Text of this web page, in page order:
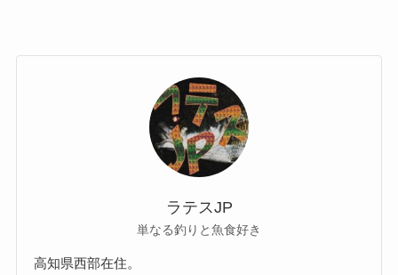
ラテスJP
単なる釣りと魚食好き
高知県西部在住。